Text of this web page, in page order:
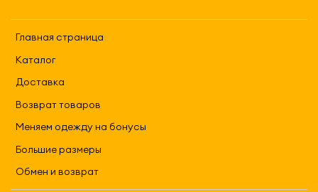
Главная страница
Каталог
Доставка
Возврат товаров
Меняем одежду на бонусы
Большие размеры
Обмен и возврат